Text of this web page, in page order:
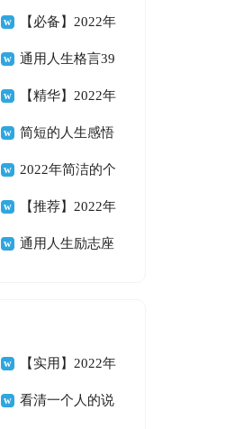
书的格言汇编54句
【必备】2022年
励志座右铭合集68
句
通用人生格言39
句 【精华】2022年
人生格言座右铭集合
95句
简短的人生感悟
格言66句
2022年简洁的个
性人生格言集合56
句
【推荐】2022年
励志座右铭汇编94
通用人生励志座
【实用】2022年
悲伤唯美句子集合
看清一个人的说